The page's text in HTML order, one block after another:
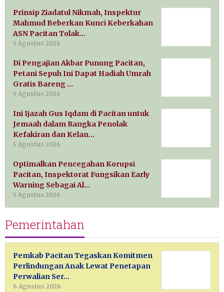
Prinsip Ziadatul Nikmah, Inspektur
Mahmud Beberkan Kunci Keberkahan
ASN Pacitan Tolak…
5 Agustus 2026
Di Pengajian Akbar Punung Pacitan,
Petani Sepuh Ini Dapat Hadiah Umrah
Gratis Bareng …
5 Agustus 2026
Ini Ijazah Gus Iqdam di Pacitan untuk
Jemaah dalam Rangka Penolak
Kefakiran dan Kelan…
5 Agustus 2026
Optimalkan Pencegahan Korupsi
Pacitan, Inspektorat Fungsikan Early
Warning Sebagai Al…
5 Agustus 2026
Pemerintahan
Pemkab Pacitan Tegaskan Komitmen
Perlindungan Anak Lewat Penetapan
Perwalian Ser…
6 Agustus 2026